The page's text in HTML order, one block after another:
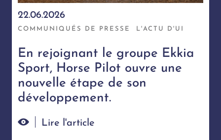
22.06.2026
COMMUNIQUÉS DE PRESSE L'ACTU D'UI
En rejoignant le groupe Ekkia
Sport, Horse Pilot ouvre une
nouvelle étape de son
développement.
Lire l'article